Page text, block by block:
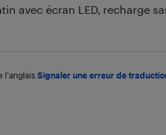
avec écran LED, recharge
l'anglais. Signaler une erreur de